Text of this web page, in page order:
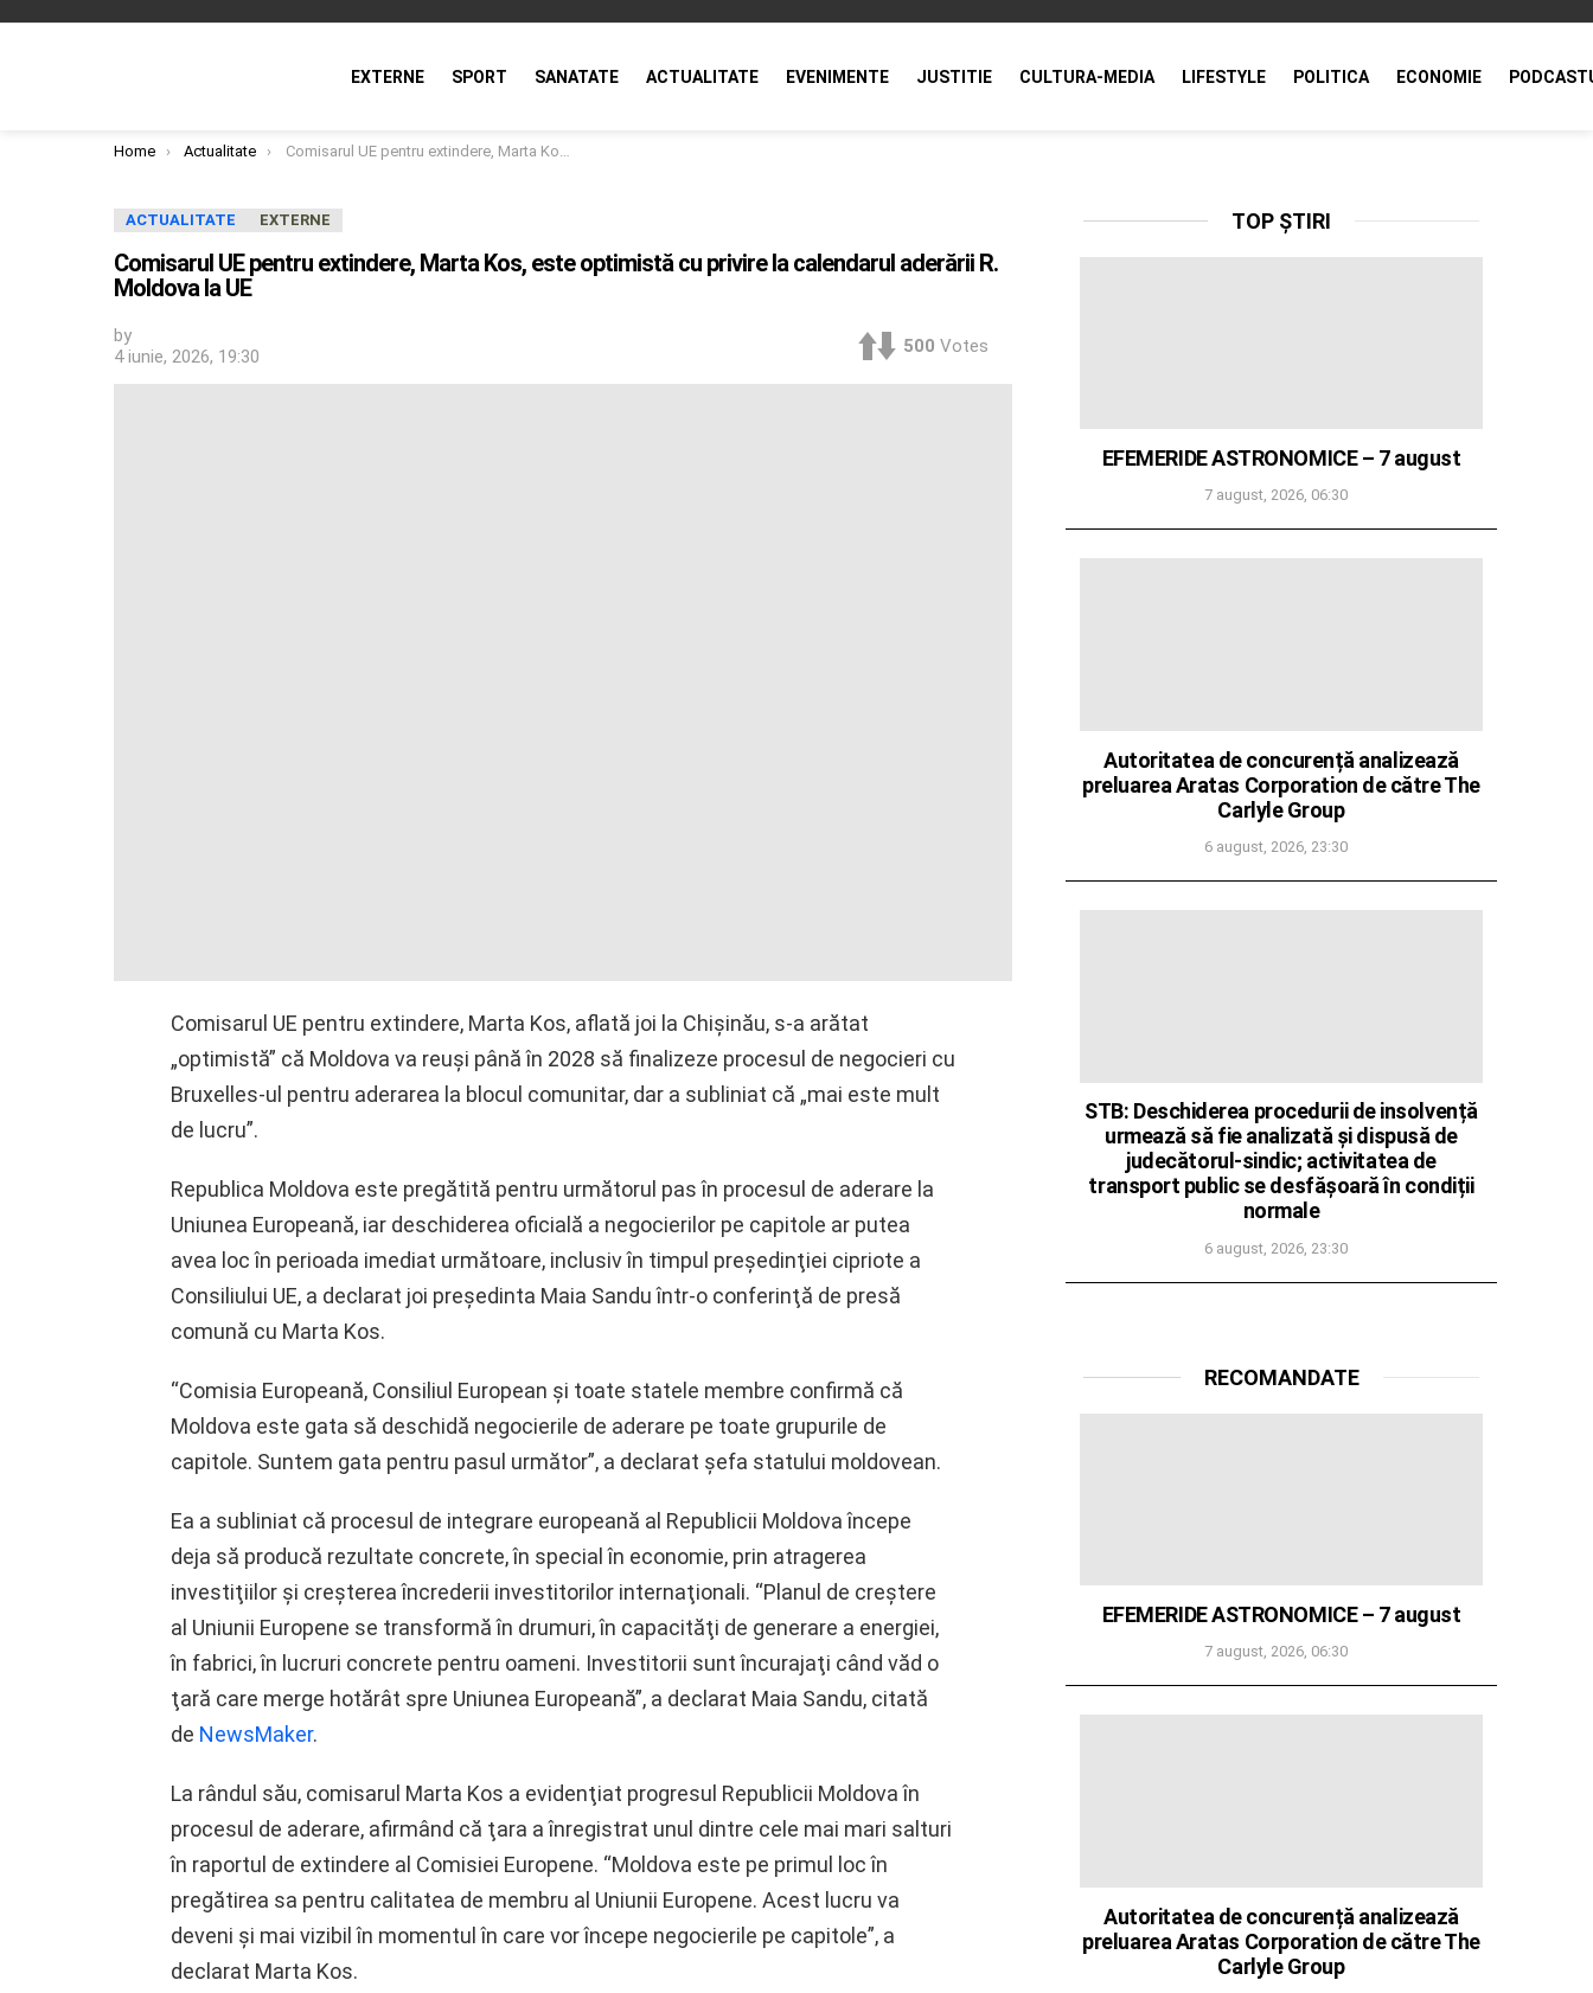
EXTERNE SPORT SANATATE ACTUALITATE EVENIMENTE JUSTITIE CULTURA-MEDIA LIFESTYLE POLITICA ECONOMIE
You are here:
Home Actualitate Comisarul UE pentru extindere, Marta Kos, este optimistă cu privire la calendarul aderării R. Moldova la UE
ACTUALITATE EXTERNE
Comisarul UE pentru extindere, Marta Kos, este optimistă cu privire la calendarul aderării R.
Moldova la UE
by
4 iunie, 2026, 19:30
500 Votes
Comisarul UE pentru extindere, Marta Kos, aflată joi la Chişinău, s-a arătat
„optimistă” că Moldova va reuşi până în 2028 să finalizeze procesul de negocieri cu
Bruxelles-ul pentru aderarea la blocul comunitar, dar a subliniat că „mai este mult
de lucru”.
Republica Moldova este pregătită pentru următorul pas în procesul de aderare la
Uniunea Europeană, iar deschiderea oficială a negocierilor pe capitole ar putea
avea loc în perioada imediat următoare, inclusiv în timpul preşedinţiei cipriote a
Consiliului UE, a declarat joi preşedinta Maia Sandu într-o conferinţă de presă
comună cu Marta Kos.
“Comisia Europeană, Consiliul European şi toate statele membre confirmă că
Moldova este gata să deschidă negocierile de aderare pe toate grupurile de
capitole. Suntem gata pentru pasul următor”, a declarat şefa statului moldovean.
Ea a subliniat că procesul de integrare europeană al Republicii Moldova începe
deja să producă rezultate concrete, în special în economie, prin atragerea
investiţiilor şi creşterea încrederii investitorilor internaţionali. “Planul de creştere
al Uniunii Europene se transformă în drumuri, în capacităţi de generare a energiei,
în fabrici, în lucruri concrete pentru oameni. Investitorii sunt încurajaţi când văd o
ţară care merge hotărât spre Uniunea Europeană”, a declarat Maia Sandu, citată
de NewsMaker.
La rândul său, comisarul Marta Kos a evidenţiat progresul Republicii Moldova în
procesul de aderare, afirmând că ţara a înregistrat unul dintre cele mai mari salturi
în raportul de extindere al Comisiei Europene. “Moldova este pe primul loc în
pregătirea sa pentru calitatea de membru al Uniunii Europene. Acest lucru va
deveni şi mai vizibil în momentul în care vor începe negocierile pe capitole”, a
declarat Marta Kos.
TOP ȘTIRI
EFEMERIDE ASTRONOMICE – 7 august
7 august, 2026, 06:30
Autoritatea de concurență analizează
preluarea Aratas Corporation de către The
Carlyle Group
6 august, 2026, 23:30
STB: Deschiderea procedurii de insolvență
urmează să fie analizată și dispusă de
judecătorul-sindic; activitatea de
transport public se desfășoară în condiții
normale
6 august, 2026, 23:30
RECOMANDATE
EFEMERIDE ASTRONOMICE – 7 august
7 august, 2026, 06:30
Autoritatea de concurență analizează
preluarea Aratas Corporation de către The
Carlyle Group